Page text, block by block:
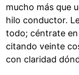
mucho más que
hilo conductor.
todo; céntrate en
citando veinte
con claridad